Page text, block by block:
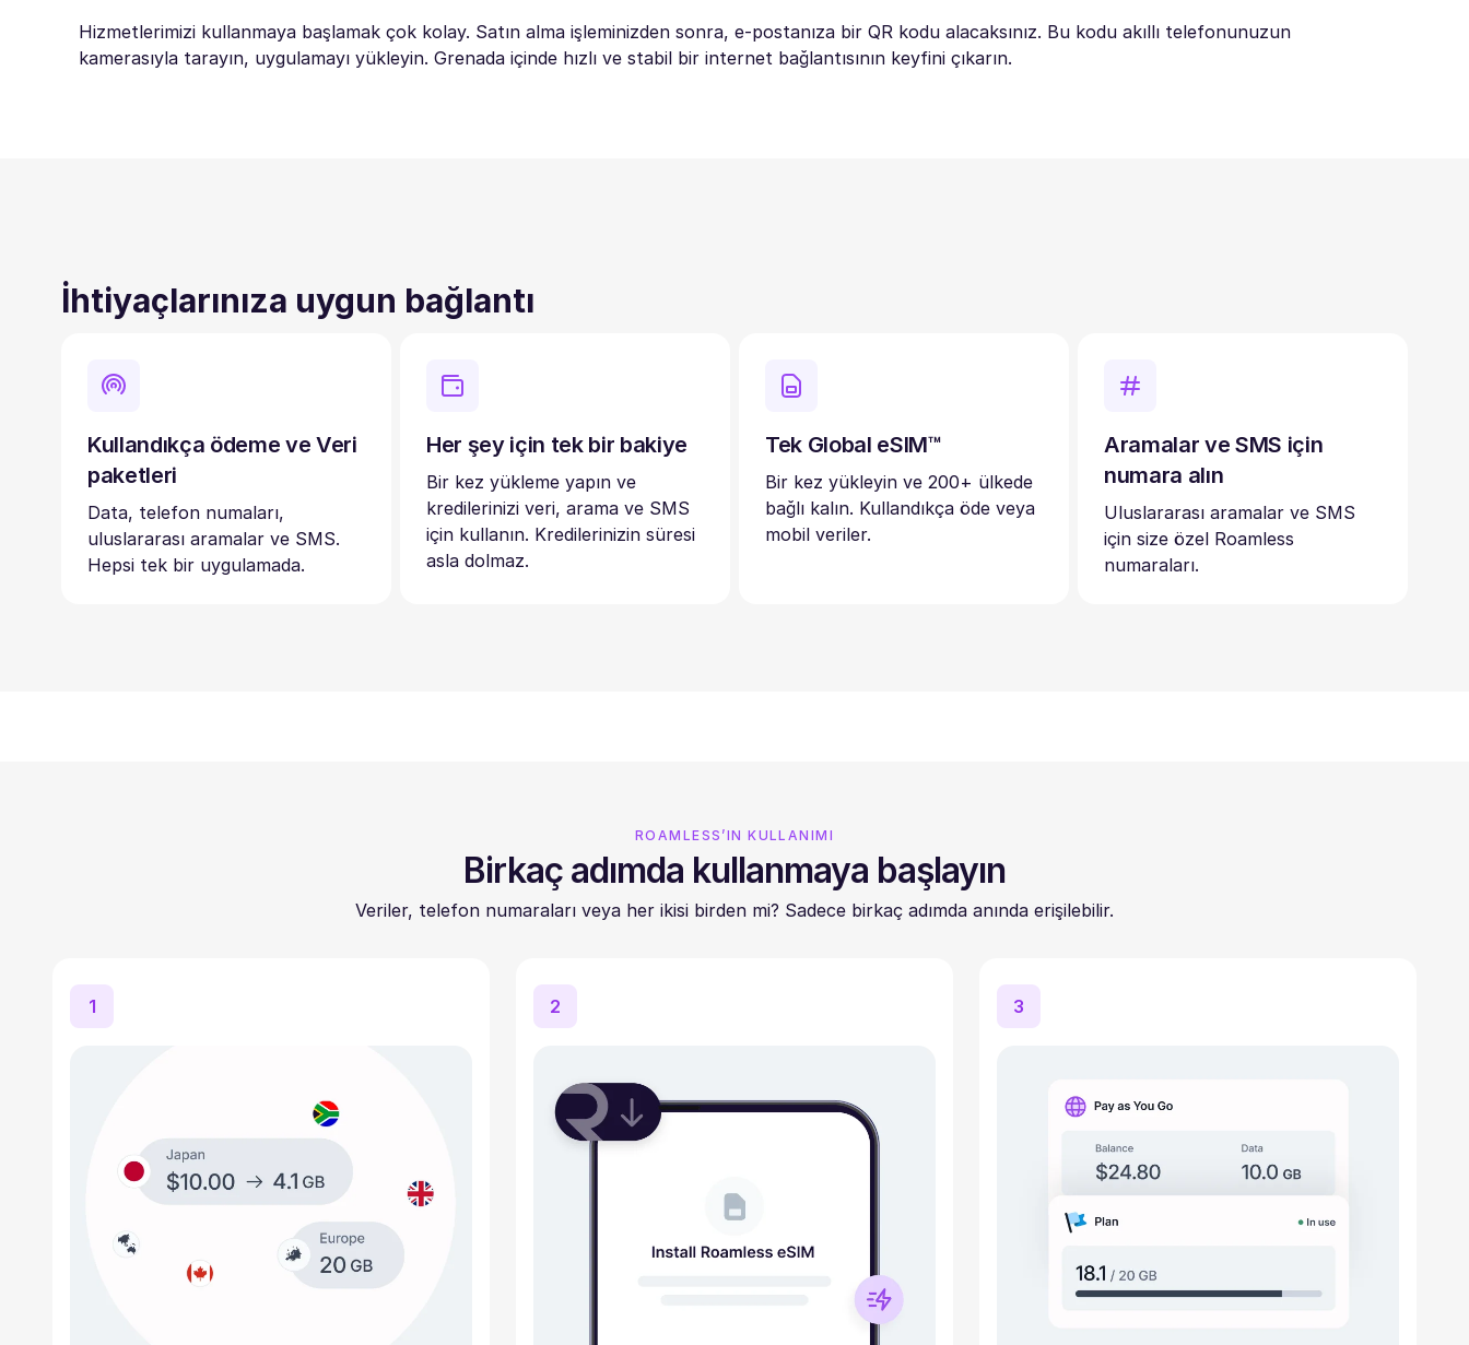
Hizmetlerimizi kullanmaya başlamak çok kolay. Satın alma işleminizden sonra, e-postanıza bir QR kodu alacaksınız. Bu kodu akıllı telefonunuzun
kamerasıyla tarayın, uygulamayı yükleyin. Grenada içinde hızlı ve stabil bir internet bağlantısının keyfini çıkarın.
İhtiyaçlarınıza uygun bağlantı
Kullandıkça ödeme ve Veri
paketleri
Data, telefon numaları,
uluslararası aramalar ve SMS.
Hepsi tek bir uygulamada.
Her şey için tek bir bakiye
Bir kez yükleme yapın ve
kredilerinizi veri, arama ve SMS
için kullanın. Kredilerinizin süresi
asla dolmaz.
Tek Global eSIM™
Bir kez yükleyin ve 200+ ülkede
bağlı kalın. Kullandıkça öde veya
mobil veriler.
Aramalar ve SMS için
numara alın
Uluslararası aramalar ve SMS
için size özel Roamless
numaraları.
ROAMLESS’IN KULLANIMI
Birkaç adımda kullanmaya başlayın
Veriler, telefon numaraları veya her ikisi birden mi? Sadece birkaç adımda anında erişilebilir.
1 2 3